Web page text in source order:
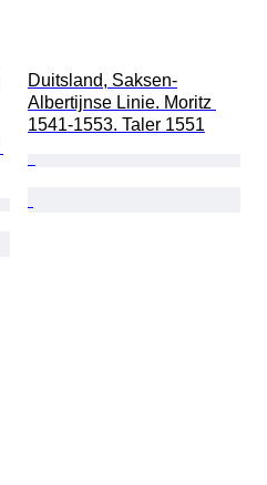
Duitsland, Saksen-
Albertijnse Linie. Moritz
1541-1553. Taler 1551